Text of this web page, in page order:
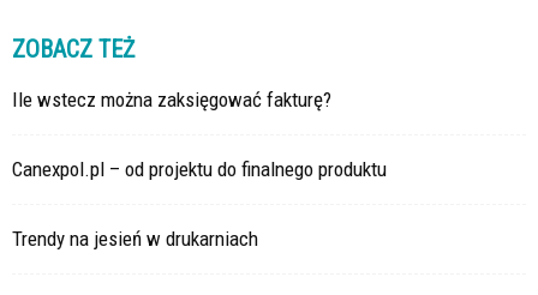
ZOBACZ TEŻ
Ile wstecz można zaksięgować fakturę?
Canexpol.pl – od projektu do finalnego produktu
Trendy na jesień w drukarniach